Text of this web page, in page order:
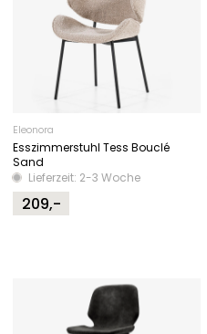
Eleonora
Esszimmerstuhl Tess Bouclé
Sand
Lieferzeit: 2-3 Woche
209,-